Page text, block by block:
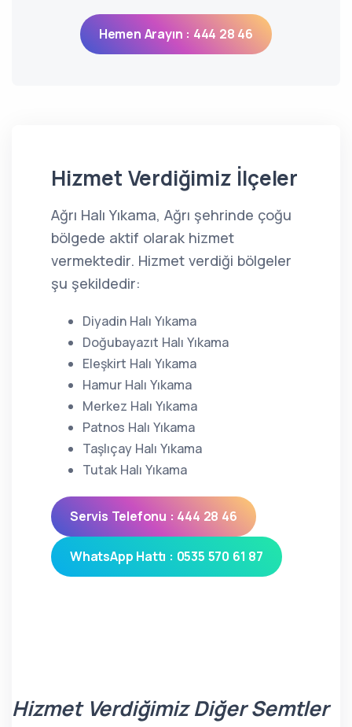
Hemen Arayın : 444 28 46
Hizmet Verdiğimiz İlçeler
Ağrı Halı Yıkama, Ağrı şehrinde çoğu
bölgede aktif olarak hizmet
vermektedir. Hizmet verdiği bölgeler
şu şekildedir:
Diyadin Halı Yıkama
Doğubayazıt Halı Yıkama
Eleşkirt Halı Yıkama
Hamur Halı Yıkama
Merkez Halı Yıkama
Patnos Halı Yıkama
Taşlıçay Halı Yıkama
Tutak Halı Yıkama
Servis Telefonu : 444 28 46
WhatsApp Hattı : 0535 570 61 87
Hizmet Verdiğimiz Diğer Semtler